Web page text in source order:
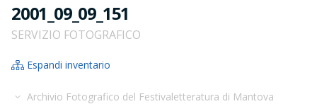
2001_09_09_151
SERVIZIO FOTOGRAFICO
Espandi inventario
Archivio Fotografico del Festivaletteratura di Mantova